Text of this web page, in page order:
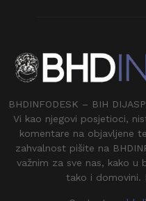
BHDINFODESK – BIH
Vi kao njegovi posjetioci,
komentare na objavljene
zahvalnost pišite na
važnim za sve nas, kako u
tako i domovini.